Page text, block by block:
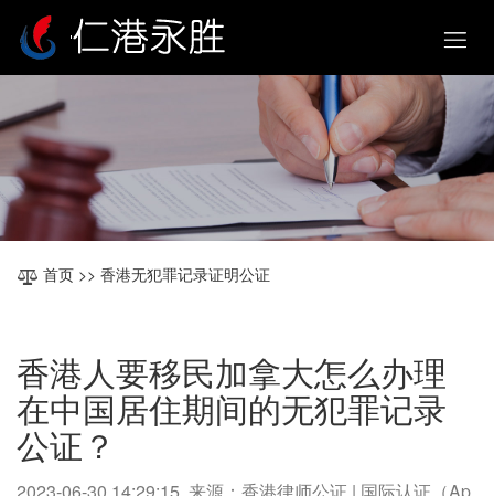
首页 >> 香港无犯罪记录证明公证
香港人要移民加拿大怎么办理
在中国居住期间的无犯罪记录
公证？